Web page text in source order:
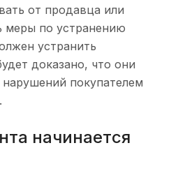
от продавца или
меры по устранению
устранить
доказано, что они
покупателем
начинается